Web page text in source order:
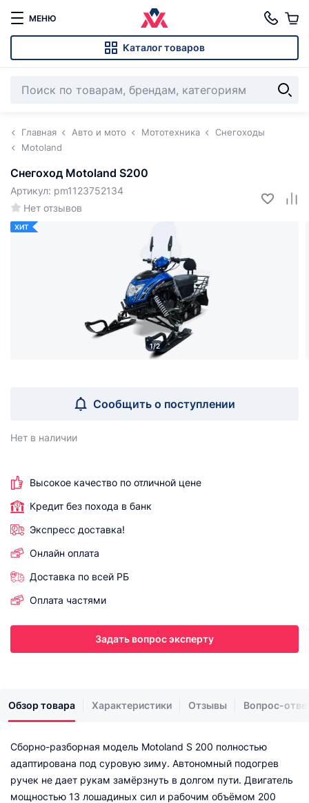
МЕНЮ
Каталог товаров
Главная Авто и мото Мототехника
Снегоходы
Motoland
Снегоход Motoland S200
Нет отзывов
Артикул: pm1123752134
ХИТ
1/2
Сообщить о поступлении
Нет в наличии
Высокое качество по отличной цене
Кредит без похода в банк
Экспресс доставка!
Онлайн оплата
Доставка по всей РБ
Оплата частями
Задать вопрос эксперту
Обзор товара Характеристики Отзывы Вопрос-
Сборно-разборная модель Motoland S 200 полностью
адаптирована под суровую зиму. Автономный подогрев
ручек не дает рукам замёрзнуть в долгом пути. Двигатель
мощностью 13 лошадиных сил и рабочим объёмом 200